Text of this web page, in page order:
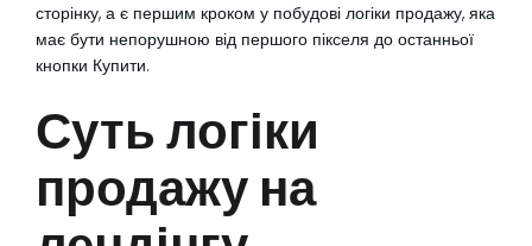
сторінку, а є першим кроком у побудові логіки продажу, яка
має бути непорушною від першого пікселя до останньої
кнопки Купити.
Суть логіки
продажу на